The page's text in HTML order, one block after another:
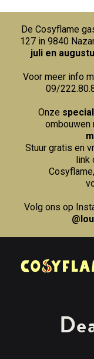
De Cosyflame
127 in 9840
juli en
Voor meer info
09/
Onze
ombouwen
Stuur gratis en
link
Volg ons op